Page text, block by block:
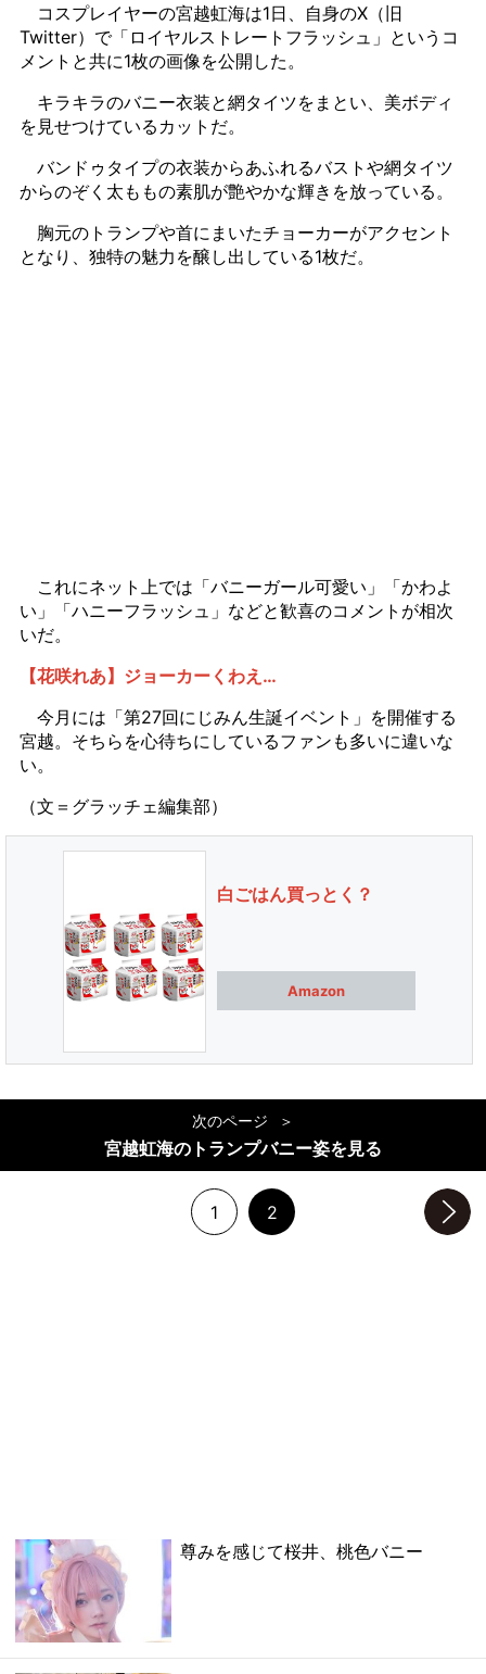
コスプレイヤーの宮越虹海は1日、自身のX（旧
Twitter）で「ロイヤルストレートフラッシュ」というコ
メントと共に1枚の画像を公開した。
キラキラのバニー衣装と網タイツをまとい、美ボディ
を見せつけているカットだ。
バンドゥタイプの衣装からあふれるバストや網タイツ
からのぞく太ももの素肌が艶やかな輝きを放っている。
胸元のトランプや首にまいたチョーカーがアクセント
となり、独特の魅力を醸し出している1枚だ。
これにネット上では「バニーガール可愛い」「かわよ
い」「ハニーフラッシュ」などと歓喜のコメントが相次
いだ。
【花咲れあ】ジョーカーくわえ…
今月には「第27回にじみん生誕イベント」を開催する
宮越。そちらを心待ちにしているファンも多いに違いな
い。
（文＝グラッチェ編集部）
白ごはん買っとく？
Amazon
次のページ
宮越虹海のトランプバニー姿を見る
1 2
尊みを感じて桜井、桃色バニー